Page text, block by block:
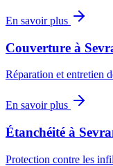
En savoir plus
Couverture à
Réparation et entretien
En savoir plus
Étanchéité à
Protection contre les